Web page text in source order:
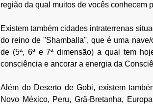
região da qual muitos de vocês conhecem
Existem também cidades intraterrenas
do reino de ''Shamballa'', que é uma
de (5ª, 6ª e 7ª dimensão) a qual tem
consciência e ancorar a energia da
Além do Deserto de Gobi, existem
Novo México, Peru, Grã-Bretanha,